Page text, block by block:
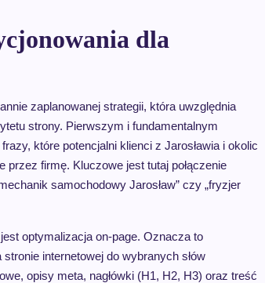
dla
zaplanowanej strategii, która uwzględnia
strony. Pierwszym i fundamentalnym
które potencjalni klienci z Jarosławia i okolic
firmę. Kluczowe jest tutaj połączenie
samochodowy Jarosław” czy „fryzjer
optymalizacja on-page. Oznacza to
internetowej do wybranych słów
opisy meta, nagłówki (H1, H2, H3) oraz treść